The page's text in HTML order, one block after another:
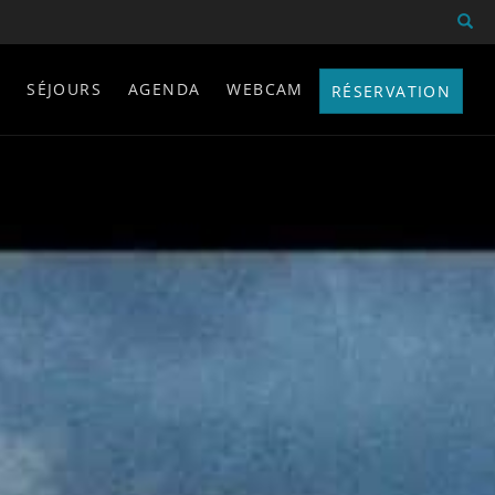
SÉJOURS AGENDA WEBCAM RÉSERVATION
Fermer X